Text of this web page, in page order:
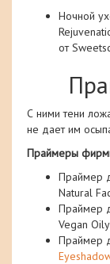
Ночной
от
С ними тени
не дает им
Праймеры
Праймер
Natural
Праймер
Vegan
Праймер